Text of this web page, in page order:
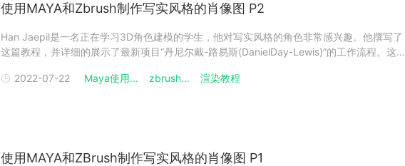
使用MAYA和Zbrush制作写实风格的肖像图 P2
Han Jaepil是一名正在学习3D角色建模的学生，他对写实风格的角色非常感兴趣。他撰写了
这篇教程，并详细的展示了最新项目“丹尼尔戴-路易斯(DanielDay-Lewis)”的工作流程。这个
MAYA云渲染）和Zbrush制作写实风格的肖像图的第
2022-07-22 Maya使用... zbrush... 渲染教程
使用MAYA和ZBrush制作写实风格的肖像图 P1